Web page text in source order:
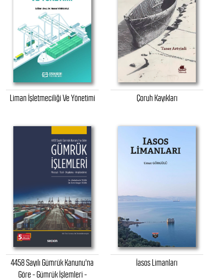
Liman İşletmeciliği Ve Yönetimi Çoruh Kayıkları
4458 Sayılı Gümrük Kanunu'na
Göre - Gümrük İşlemleri -
İasos Limanları